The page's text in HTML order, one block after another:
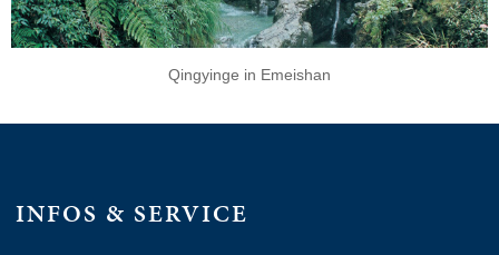
Qingyinge in Emeishan
INFOS & SERVICE